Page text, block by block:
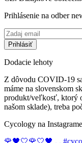
Prihlásenie na odber
Dodacie lehoty
Z dôvodu COVID-19
máme na slovenskom
produkt/veľkosť, ktorý
našom sklade), treba
Cycology na Instagrame
🌹🖤🤍🌹🤍🖤 . .